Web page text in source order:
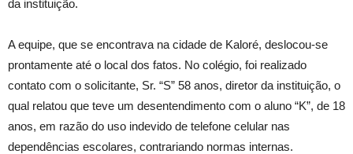
da instituição.
A equipe, que se encontrava na cidade de Kaloré, deslocou-se
prontamente até o local dos fatos. No colégio, foi realizado
contato com o solicitante, Sr. “S” 58 anos, diretor da instituição, o
qual relatou que teve um desentendimento com o aluno “K”, de 18
anos, em razão do uso indevido de telefone celular nas
dependências escolares, contrariando normas internas.